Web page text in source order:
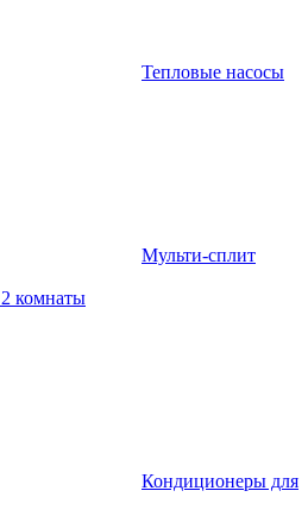
Тепловые насосы
Мульти-сплит
комнаты
Кондиционеры для